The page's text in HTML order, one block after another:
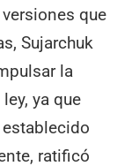
que
Sujarchuk
la
ya que
ratificó